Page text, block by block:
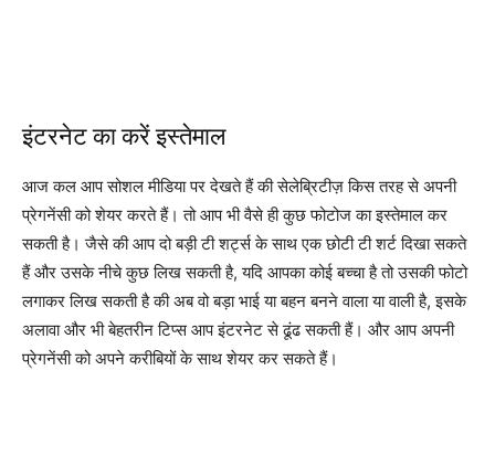
इंटरनेट का करें इस्तेमाल
आज कल आप सोशल मीडिया पर देखते हैं की सेलेब्रिटीज़ किस तरह से अपनी
प्रेगनेंसी को शेयर करते हैं। तो आप भी वैसे ही कुछ फोटोज का इस्तेमाल कर
सकती है। जैसे की आप दो बड़ी टी शर्ट्स के साथ एक छोटी टी शर्ट दिखा सकते
हैं और उसके नीचे कुछ लिख सकती है, यदि आपका कोई बच्चा है तो उसकी फोटो
लगाकर लिख सकती है की अब वो बड़ा भाई या बहन बनने वाला या वाली है, इसके
अलावा और भी बेहतरीन टिप्स आप इंटरनेट से ढूंढ सकती हैं। और आप अपनी
प्रेगनेंसी को अपने करीबियों के साथ शेयर कर सकते हैं।